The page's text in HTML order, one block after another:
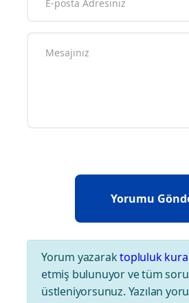
Yorum yazaraktopluluk
etmiş bulunuyor ve tüm
üstleniyorsunuz. Yazılan